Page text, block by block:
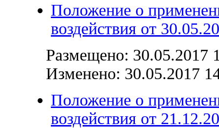
Положение о
воздействия от
Размещено: 30.05.2017
Изменено: 30.05.2017
Положение о
воздействия от